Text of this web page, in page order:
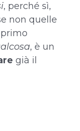
, perché sì,
non quelle
, è un
già il